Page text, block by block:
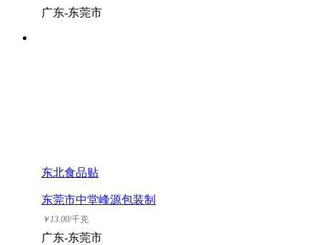
广东-东莞市
东北食品贴
东莞市中堂峰源包装制
品厂
￥13.00/千克
广东-东莞市